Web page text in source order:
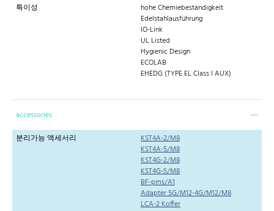
특이성
hohe Chemiebeständigkeit
Edelstahlausführung
IO-Link
UL Listed
Hygienic Design
ECOLAB
EHEDG (TYPE EL Class I AUX)
accessories
분리가능 액세서리
KST4A-2/M8
KST4A-5/M8
KST4G-2/M8
KST4G-5/M8
BF-pms/A1
Adapter 5G/M12-4G/M12/M8
LCA-2 Koffer